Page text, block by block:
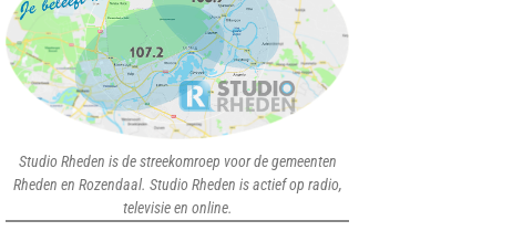
Studio Rheden is de streekomroep voor de gemeenten
Rheden en Rozendaal. Studio Rheden is actief op radio,
televisie en online.